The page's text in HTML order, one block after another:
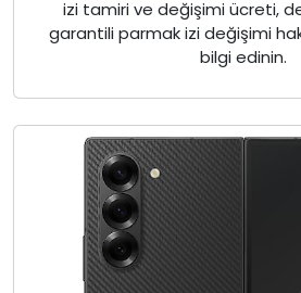
izi tamiri ve değişimi ücreti,
garantili parmak izi değişimi
bilgi edinin.